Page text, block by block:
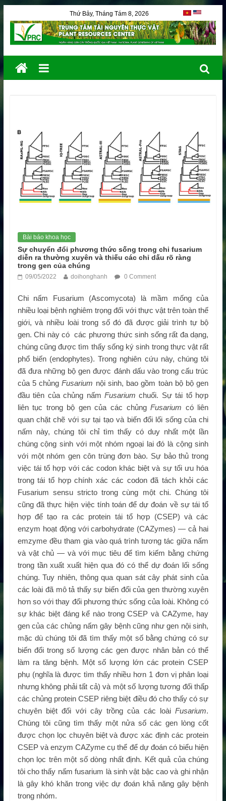
Thứ Bảy, Tháng Tám 8, 2026
Bài báo khoa học
Sự chuyển đổi phương thức sống trong chi fusarium
diễn ra thường xuyên và thiếu các chỉ dấu rõ ràng
trong gen của chúng
09/05/2022 doihonghanh 0 Comment
Chi nấm Fusarium (Ascomycota) là mầm mống của
nhiều loại bệnh nghiêm trọng đối với thực vật trên toàn thế
giới, và nhiều loài trong số đó đã được giải trình tự bộ
gen. Chi này có các phương thức sinh sống rất đa dạng,
chúng cũng được tìm thấy sống ký sinh trong thực vật rất
phổ biến (endophytes). Trong nghiên cứu này, chúng tôi
đã đưa những bộ gen được đánh dấu vào trong cấu trúc
của 5 chủngFusarium nội sinh, bao gồm toàn bộ bộ gen
đầu tiên của chủng nấm Fusarium chuối. Sự tái tổ hợp
liên tục trong bộ gen của các chủngFusarium có liên
quan chặt chẽ với sự tại tạo và biến đổi lối sống của chi
nấm này, chúng tôi chỉ tìm thấy có duy nhất một lần
chúng cộng sinh với một nhóm ngoại lai đó là cộng sinh
với một nhóm gen côn trùng đơn bào. Sự bảo thủ trong
việc tái tổ hợp với các codon khác biệt và sự tối ưu hóa
trong tái tổ hợp chính xác các codon đã tách khỏi các
Fusarium sensu stricto trong cùng một chi. Chúng tôi
cũng đã thực hiện việc tính toán để dự đoán về sự tái tổ
hợp để tạo ra các protein tái tổ hợp (CSEP) và các
enzym hoạt động với carbohydrate (CAZymes) — cả hai
emzyme đều tham gia vào quá trình tương tác giữa nấm
và vật chủ — và với mục tiêu để tìm kiếm bằng chứng
trong tần xuất xuất hiện qua đó có thể dự đoán lối sống
chúng. Tuy nhiên, thông qua quan sát cây phát sinh của
các loài đã mô tả thấy sự biến đổi của gen thường xuyên
hơn so với thay đổi phương thức sống của loài. Không có
sự khác biệt đáng kể nào trong CSEP và CAZyme, hay
gen của các chủng nấm gây bệnh cũng như gen nội sinh,
mặc dù chúng tôi đã tìm thấy một số bằng chứng có sự
biến đổi trong số lượng các gen được nhân bản có thể
làm ra tăng bệnh. Một số lượng lớn các protein CSEP
phụ (nghĩa là được tìm thấy nhiều hơn 1 đơn vị phân loại
nhưng không phải tất cả) và một số lượng tương đối thấp
các chủng protein CSEP riêng biệt điều đó cho thấy có sự
chuyên biệt đối với cây trồng của các loàiFusarium.
Chúng tôi cũng tìm thấy một nửa số các gen lòng cốt
được chọn lọc chuyên biệt và được xác định các protein
CSEP và enzym CAZyme cụ thể để dự đoán có biểu hiện
chọn lọc trên một số dòng nhất định. Kết quả của chúng
tôi cho thấy nấm fusarium là sinh vật bậc cao và ghi nhận
là gây khó khăn trong việc dự đoán khả năng gây bệnh
trong nhóm.